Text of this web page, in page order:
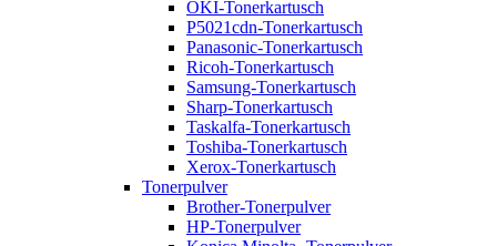
OKI-Tonerkartusch
P5021cdn-Tonerkartusch
Panasonic-Tonerkartusch
Ricoh-Tonerkartusch
Samsung-Tonerkartusch
Sharp-Tonerkartusch
Taskalfa-Tonerkartusch
Toshiba-Tonerkartusch
Xerox-Tonerkartusch
Tonerpulver
Brother-Tonerpulver
HP-Tonerpulver